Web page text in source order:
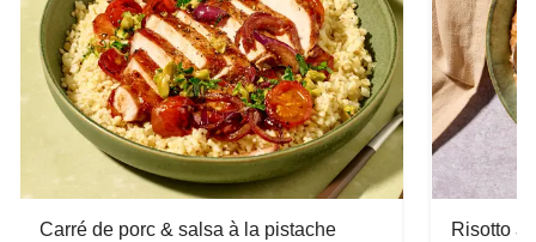
Carré de porc & salsa à la pistache
Risotto